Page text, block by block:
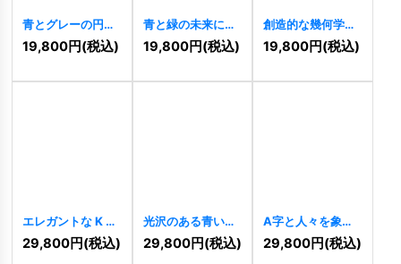
青とグレーの円形I
ロゴ[7071]
19,800円(税込)
青と緑の未来に向
かう人ロゴ
7055
19,800円(税込)
創造的な幾何学的
なFRロゴ[7002 ]
19,800円(税込)
エレガントな K ロ
ゴ[ 6969]
29,800円(税込)
光沢のある青い無
限大ロゴ[6884]
29,800円(税込)
A字と人々を象徴
するロゴ [6800]
29,800円(税込)